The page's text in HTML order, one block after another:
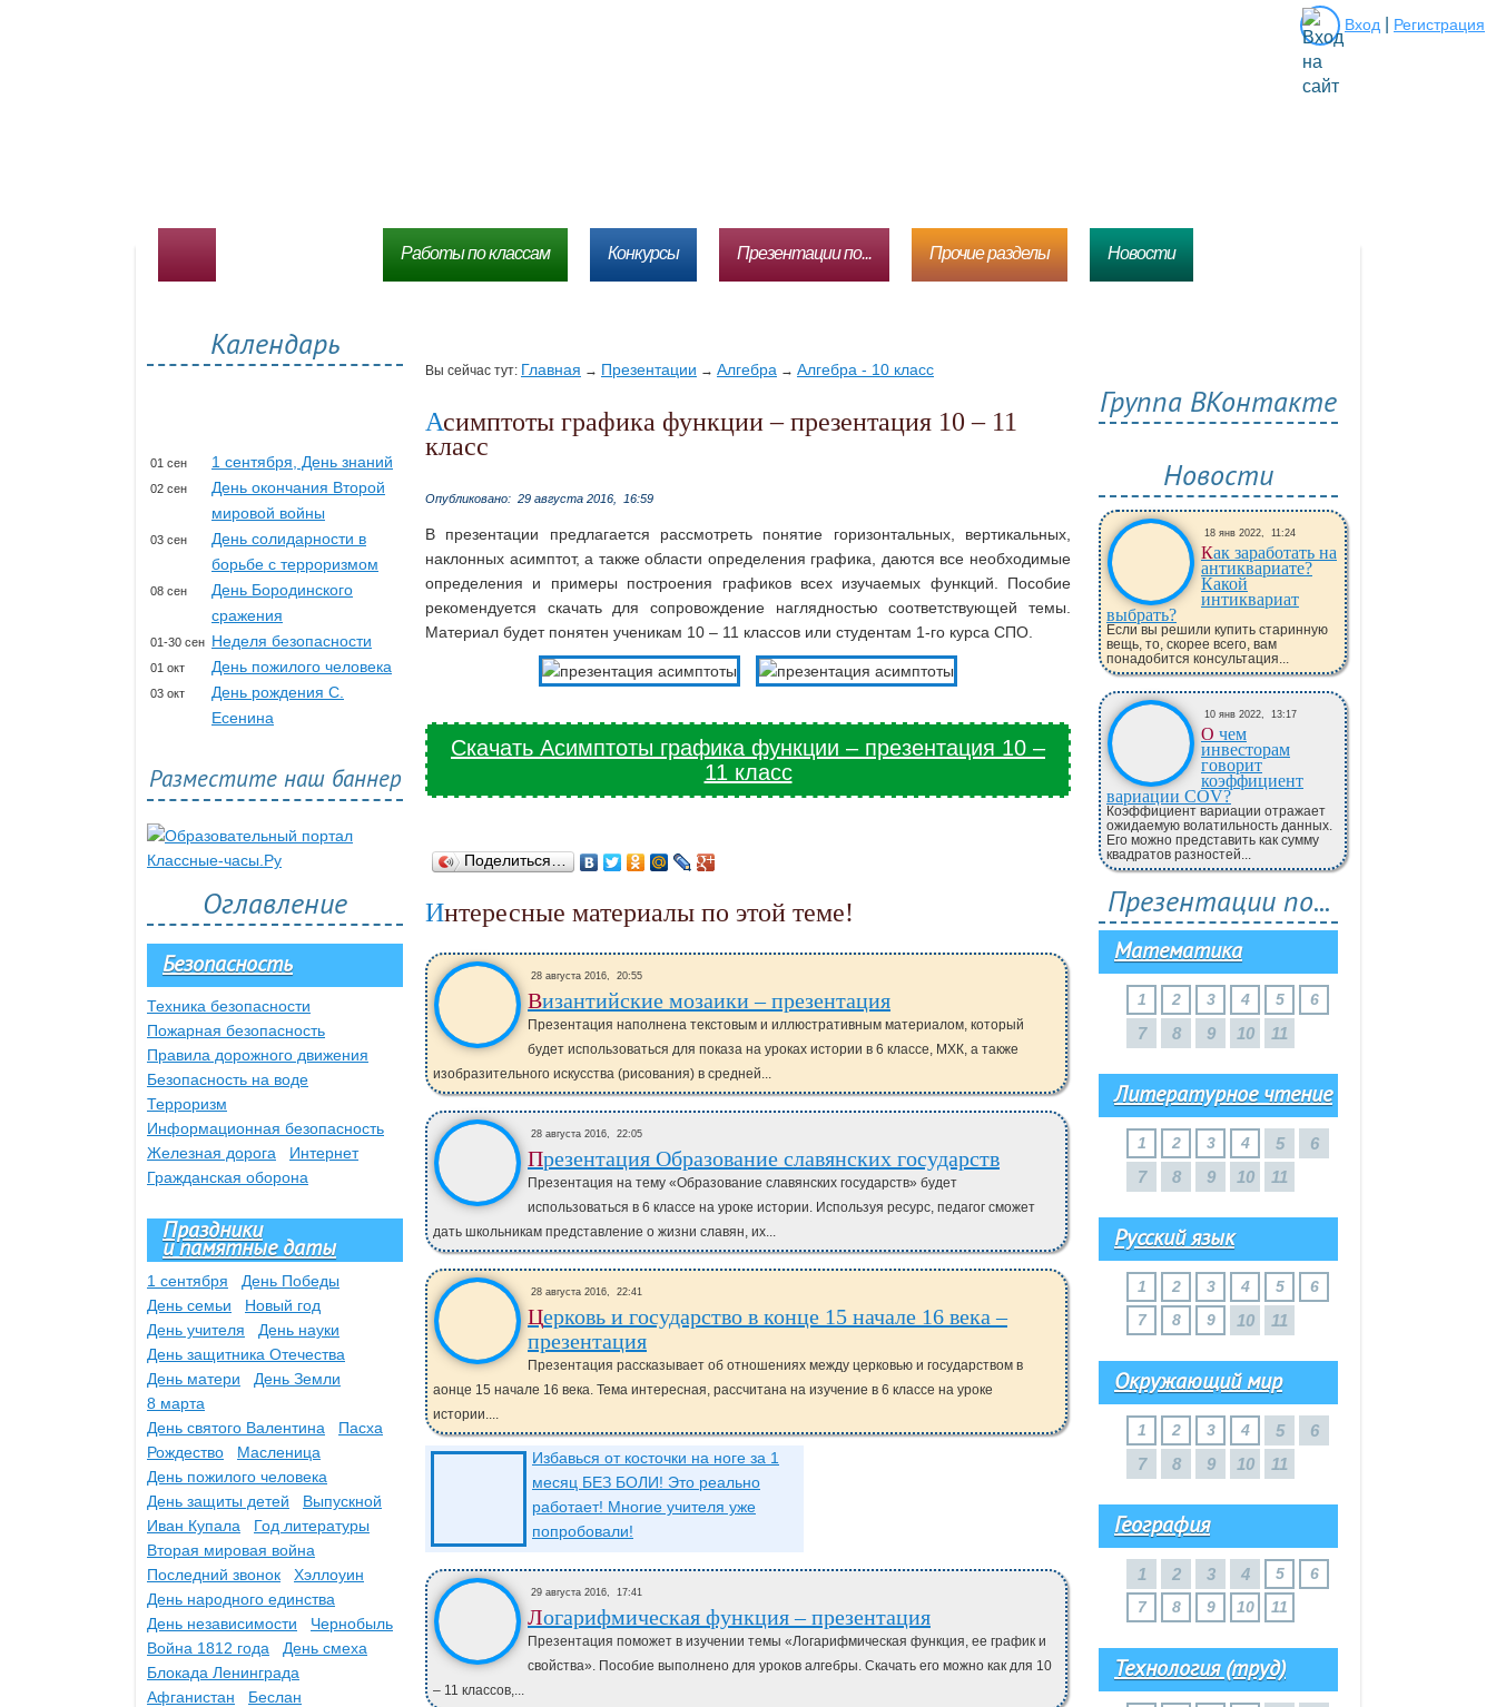
Работы по классам Конкурсы Презентации по... Прочие разделы Новости
Вход Регистрация
Вы сейчас тут: Главная → Презентации → Алгебра → Алгебра - 10 класс
Асимптоты графика функции – презентация 10 – 11
класс
Опубликовано: 29 августа 2016, 16:59
В презентации предлагается рассмотреть понятие горизонтальных, вертикальных,
наклонных асимптот, а также области определения графика, даются все необходимые
определения и примеры построения графиков всех изучаемых функций. Пособие
рекомендуется скачать для сопровождение наглядностью соответствующей темы.
Материал будет понятен ученикам 10 – 11 классов или студентам 1-го курса СПО.
Скачать Асимптоты графика функции – презентация 10 –
11 класс
Поделиться…
Интересные материалы по этой теме!
28 августа 2016, 20:55
Византийские мозаики – презентация
Презентация наполнена текстовым и иллюстративным материалом, который
будет использоваться для показа на уроках истории в 6 классе, МХК, а также
изобразительного искусства (рисования) в средней...
28 августа 2016, 22:05
Презентация Образование славянских государств
Презентация на тему «Образование славянских государств» будет
использоваться в 6 классе на уроке истории. Используя ресурс, педагог сможет
дать школьникам представление о жизни славян, их...
28 августа 2016, 22:41
Церковь и государство в конце 15 начале 16 века –
презентация
Презентация рассказывает об отношениях между церковью и государством в
аонце 15 начале 16 века. Тема интересная, рассчитана на изучение в 6 классе на уроке
истории....
Избавься от косточки на ноге за 1
месяц БЕЗ БОЛИ! Это реально
работает! Многие учителя уже
попробовали!
29 августа 2016, 17:41
Логарифмическая функция – презентация
Презентация поможет в изучении темы «Логарифмическая функция, ее график и
свойства». Пособие выполнено для уроков алгебры. Скачать его можно как для 10
– 11 классов,...
Группа ВКонтакте
Новости
18 янв 2022, 11:24
Как заработать на
антиквариате?
Какой
интиквариат
выбрать?
Если вы решили купить старинную
вещь, то, скорее всего, вам
понадобится консультация...
10 янв 2022, 13:17
О чем
инвесторам
говорит
коэффициент
вариации COV?
Коэффициент вариации отражает
ожидаемую волатильность данных.
Его можно представить как сумму
квадратов разностей...
Презентации по...
Математика
1 2 3 4 5 6
7 8 9 10 11
Литературное чтение
1 2 3 4 5
6
7
8 9 10 11
Русский язык
1 2 3 4 5
6
7
8 9 10 11
Окружающий мир
1 2 3 4 5
6
7
8 9 10 11
География
1 2 3 4 5
6
7
8 9 10 11
Технология (труд)
Календарь
01 сен 1 сентября, День знаний
02 сен
День окончания Второй
мировой войны
03 сен
День солидарности в
борьбе с терроризмом
08 сен
День Бородинского
сражения
01-30 сен Неделя безопасности
01 окт День пожилого человека
03 окт
День рождения С.
Есенина
Разместите наш баннер
Оглавление
Безопасность
Техника безопасности
Пожарная безопасность
Правила дорожного движения
Безопасность на воде
Терроризм
Информационная безопасность
Железная дорога
Интернет
Гражданская оборона
Праздники
и памятные даты
1 сентября
День Победы
День семьи
Новый год
День учителя
День науки
День защитника Отечества
День матери
День Земли
8 марта
День святого Валентина
Пасха
Рождество
Масленица
День пожилого человека
День защиты детей
Выпускной
Иван Купала
Год литературы
Вторая мировая война
Последний звонок
Хэллоуин
День народного единства
День независимости
Чернобыль
Война 1812 года
День смеха
Блокада Ленинграда
Афганистан
Беслан